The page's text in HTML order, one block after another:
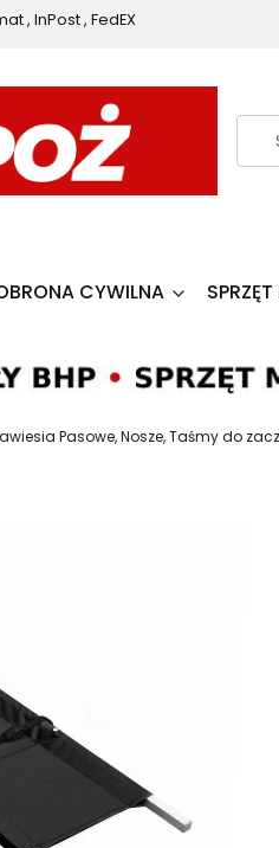
, InPost , FedEX
CYWILNA
Pasowe, Nosze, Taśmy do